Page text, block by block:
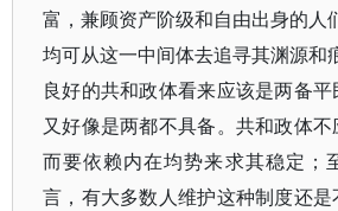
富，兼顾资产阶级和自由出身的人
均可从这一中间体去追寻其渊源和
良好的共和政体看来应该是两备平
又好像是两都不具备。共和政体不
而要依赖内在均势来求其稳定；
言，有大多数人维护这种制度还是